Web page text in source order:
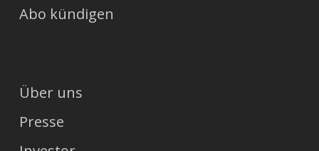
Abo kündigen
Über uns
Presse